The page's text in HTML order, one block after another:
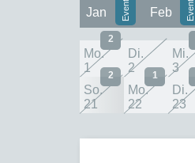
Jan Feb
Mo.
1
2
Di.
2
Mi.
3
So.
21
2
Mo.
22
1
Di.
23